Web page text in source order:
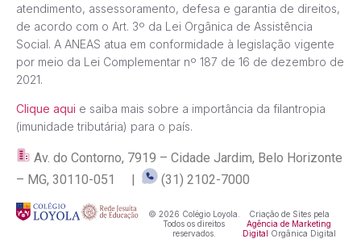
atendimento, assessoramento, defesa e garantia de direitos,
de acordo com o Art. 3º da Lei Orgânica de Assistência
Social. A ANEAS atua em conformidade à legislação vigente
por meio da Lei Complementar nº 187 de 16 de dezembro de
2021.
Clique aqui e saiba mais sobre a importância da filantropia
(imunidade tributária) para o país.
Av. do Contorno, 7919 – Cidade Jardim, Belo Horizonte
– MG, 30110-051 |
(31) 2102-7000
© 2026 Colégio Loyola.
Todos os direitos
reservados.
Criação de Sites pela
Agência de Marketing
Digital Orgânica Digital